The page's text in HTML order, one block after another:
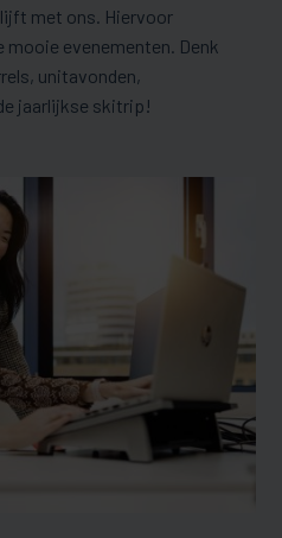
met ons. Hiervoor
mooie evenementen. Denk
unitavonden,
jaarlijkse skitrip!